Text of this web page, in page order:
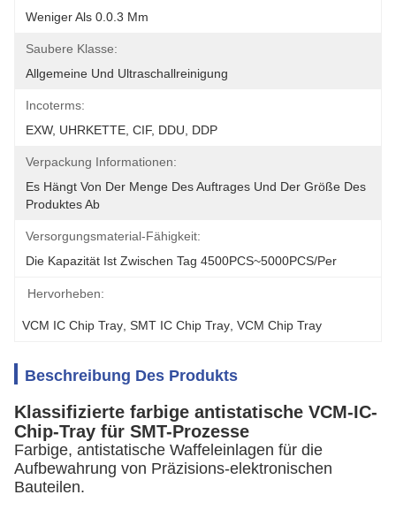
Weniger Als 0.0.3 Mm
Saubere Klasse:
Allgemeine Und Ultraschallreinigung
Incoterms:
EXW, UHRKETTE, CIF, DDU, DDP
Verpackung Informationen:
Es Hängt Von Der Menge Des Auftrages Und Der Größe Des
Produktes Ab
Versorgungsmaterial-Fähigkeit:
Die Kapazität Ist Zwischen Tag 4500PCS~5000PCS/per
Hervorheben:
VCM IC Chip Tray SMT IC Chip Tray VCM Chip Tray
Beschreibung Des Produkts
Klassifizierte farbige antistatische VCM-IC-
Chip-Tray für SMT-Prozesse
Farbige, antistatische Waffeleinlagen für die
Aufbewahrung von Präzisions-elektronischen
Bauteilen.